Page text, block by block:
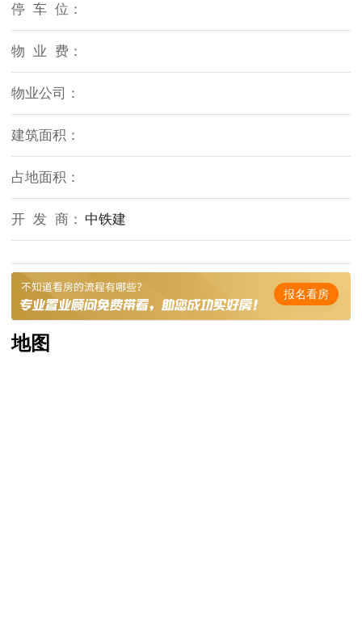
停 车 位：
物 业 费：
物业公司：
建筑面积：
占地面积：
开 发 商： 中铁建
报名看房
地图